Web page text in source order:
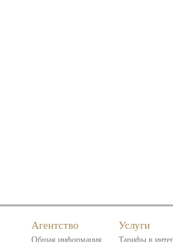
Агентство
Общая информация
Услуги
Тарифы в